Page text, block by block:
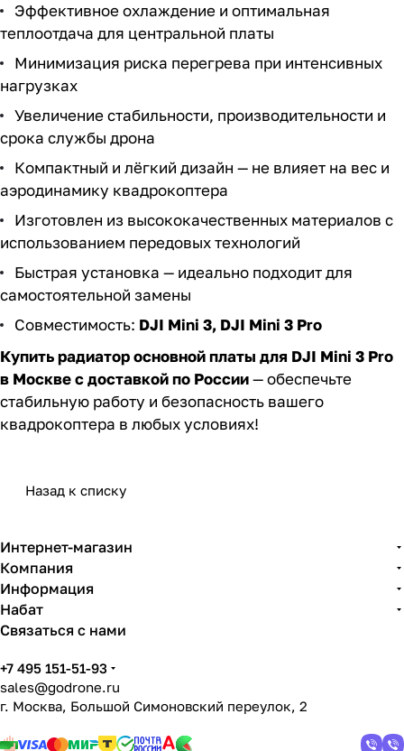
Эффективное охлаждение и оптимальная
теплоотдача для центральной платы
Минимизация риска перегрева при интенсивных
нагрузках
Увеличение стабильности, производительности и
срока службы дрона
Компактный и лёгкий дизайн — не влияет на вес и
аэродинамику квадрокоптера
Изготовлен из высококачественных материалов с
использованием передовых технологий
Быстрая установка — идеально подходит для
самостоятельной замены
Совместимость: DJI Mini 3, DJI Mini 3 Pro
Купить радиатор основной платы для DJI Mini 3 Pro
в Москве с доставкой по России— обеспечьте
стабильную работу и безопасность вашего
квадрокоптера в любых условиях!
Назад к списку
Интернет-магазин
Компания
Информация
Набат
Связаться с нами
+7 495 151-51-93
sales@godrone.ru
г. Москва, Большой Симоновский переулок, 2